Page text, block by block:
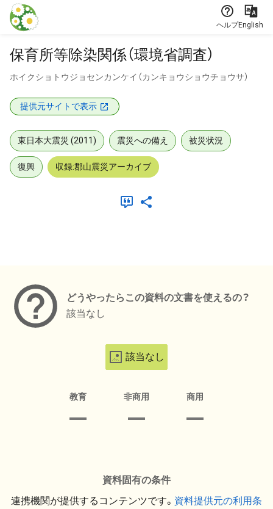
本文に飛ぶ
ヘルプEnglish
保育所等除染関係（環境省調査）
ホイクショトウジョセンカンケイ（カンキョウショウチョウサ）
提供元サイトで表示
東日本大震災 (2011) 震災への備え 被災状況
復興 収録:郡山震災アーカイブ
どうやったらこの資料の文書を使えるの？
該当なし
該当なし
教育 非商用 商用
資料固有の条件
連携機関が提供するコンテンツです。 資料提供元の利用条